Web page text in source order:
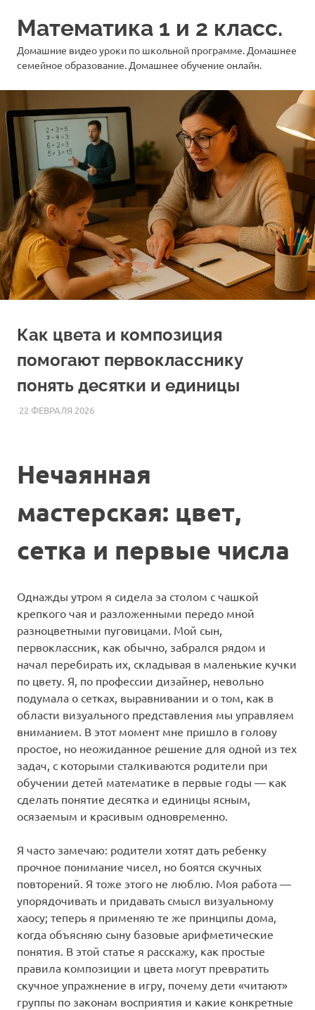
Математика 1 и 2 класс.
Домашние видео уроки по школьной программе. Домашнее
семейное образование. Домашнее обучение онлайн.
Как цвета и композиция
помогают первокласснику
понять десятки и единицы
22 ФЕВРАЛЯ 2026HOMELESSONS
СТАТЬИ
Нечаянная
мастерская: цвет,
сетка и первые числа
Однажды утром я сидела за столом с чашкой
крепкого чая и разложенными передо мной
разноцветными пуговицами. Мой сын,
первоклассник, как обычно, забрался рядом и
начал перебирать их, складывая в маленькие кучки
по цвету. Я, по профессии дизайнер, невольно
подумала о сетках, выравнивании и о том, как в
области визуального представления мы управляем
вниманием. В этот момент мне пришло в голову
простое, но неожиданное решение для одной из тех
задач, с которыми сталкиваются родители при
обучении детей математике в первые годы — как
сделать понятие десятка и единицы ясным,
осязаемым и красивым одновременно.
Я часто замечаю: родители хотят дать ребенку
прочное понимание чисел, но боятся скучных
повторений. Я тоже этого не люблю. Моя работа —
упорядочивать и придавать смысл визуальному
хаосу; теперь я применяю те же принципы дома,
когда объясняю сыну базовые арифметические
понятия. В этой статье я расскажу, как простые
правила композиции и цвета могут превратить
скучное упражнение в игру, почему дети «читают»
группы по законам восприятия и какие конкретные